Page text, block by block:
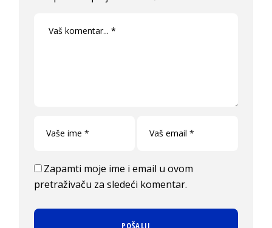
Zapamti moje ime i email u ovom
pretraživaču za sledeći komentar.